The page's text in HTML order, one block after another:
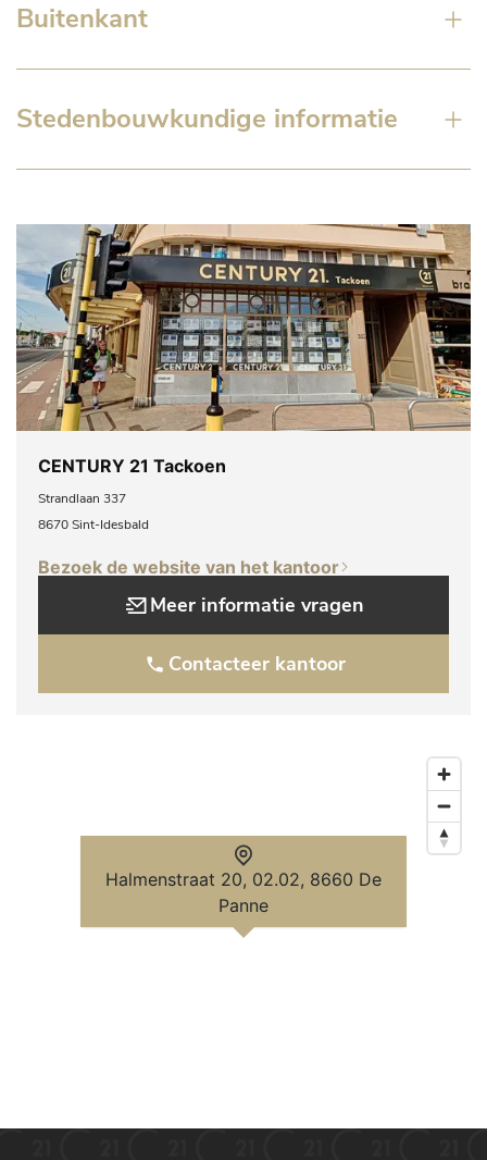
Buitenkant
Stedenbouwkundige informatie
CENTURY 21 Tackoen
Strandlaan 337
8670 Sint-Idesbald
Bezoek de website van het kantoor
Meer informatie vragen
Contacteer kantoor
Halmenstraat 20, 02.02, 8660 De
Panne